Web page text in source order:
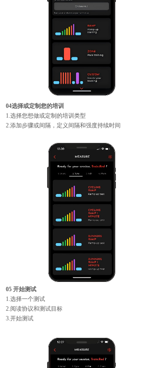
04选择或定制您的培训
1.选择您想做或定制的培训类型
2.添加步骤或间隔，定义间隔和强度持续时间
05 开始测试
1.选择一个测试
2.阅读协议和测试目标
3.开始测试